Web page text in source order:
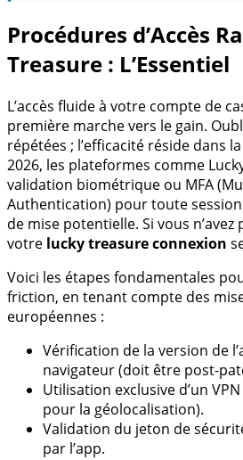
Procédures d’Accès
Treasure : L’Essentiel
L’accès fluide à votre compte de
première marche vers le gain.
répétées ; l’efficacité réside dans
2026, les plateformes comme
validation biométrique ou MFA
Authentication) pour toute
de mise potentielle. Si vous n’avez
votre lucky treasure connexion
Voici les étapes fondamentales
friction, en tenant compte des
européennes :
Vérification de la version de
navigateur (doit être post-
Utilisation exclusive d’un
pour la géolocalisation).
Validation du jeton de
par l’app.